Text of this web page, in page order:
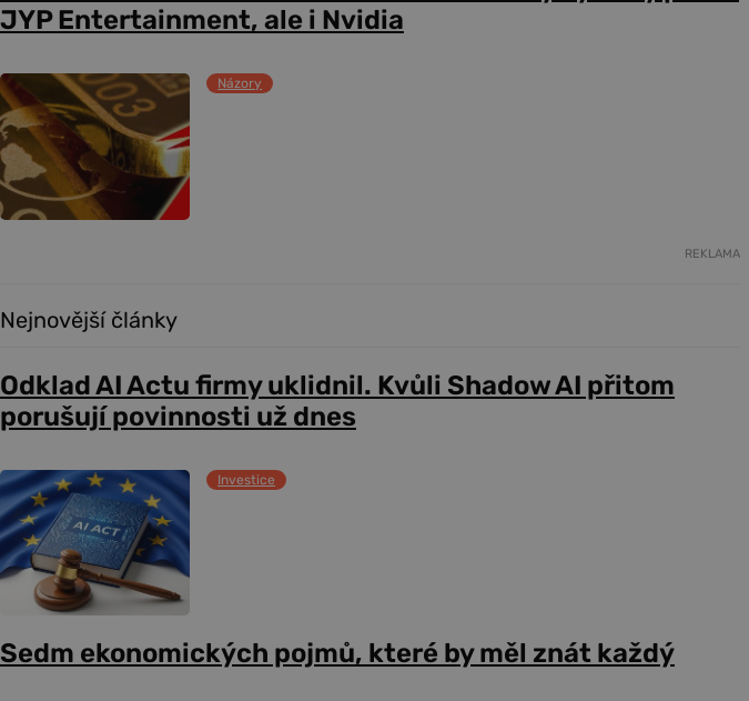
JYP Entertainment, ale i Nvidia
Názory
REKLAMA
Nejnovější články
Odklad AI Actu firmy uklidnil. Kvůli Shadow AI přitom
porušují povinnosti už dnes
Investice
Sedm ekonomických pojmů, které by měl znát každý